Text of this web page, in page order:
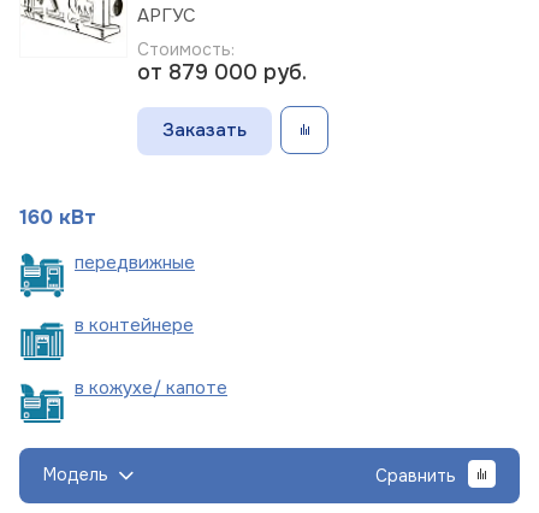
АРГУС
Стоимость:
от 879 000 руб.
Заказать
160 кВт
передвижные
в контейнере
в кожухе/ капоте
Модель Сравнить